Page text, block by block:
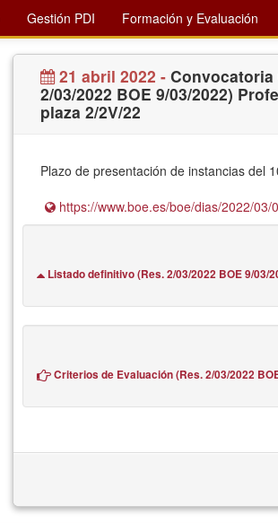
Gestión PDI Formación y Evaluación
21 abril 2022 -
2/03/2022 BOE 9/03/2022)
plaza 2/2V/22
Plazo de presentación de instancias del
https://www.boe.es/boe/dias/2022/03/
Listado definitivo (Res. 2/03/2022 BOE 9/03/
Criterios de Evaluación (Res. 2/03/2022